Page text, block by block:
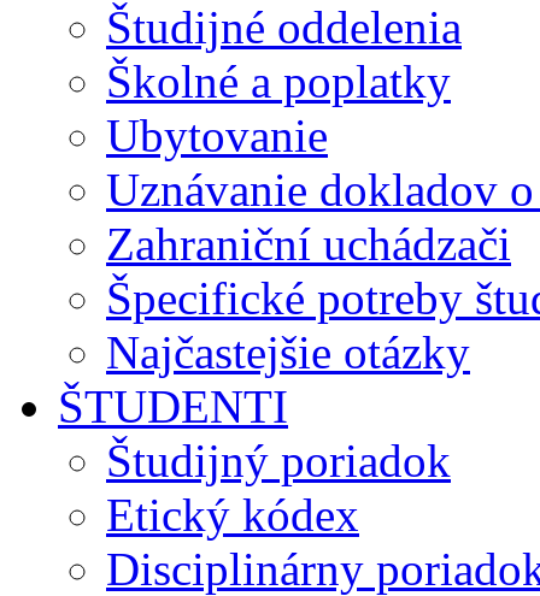
Študijné oddelenia
Školné a poplatky
Ubytovanie
Uznávanie dokladov
Zahraniční uchádzači
Špecifické potreby
Najčastejšie otázky
ŠTUDENTI
Študijný poriadok
Etický kódex
Disciplinárny